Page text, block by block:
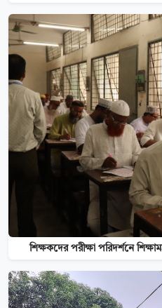
শিক্ষকদের পরীক্ষা পরিদর্শনে